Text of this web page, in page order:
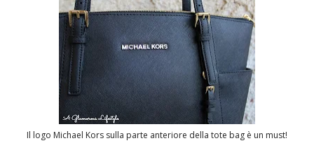
Il logo Michael Kors sulla parte anteriore della tote bag è un must!